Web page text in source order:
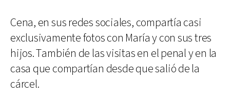
Cena, en sus redes sociales, compartía casi
exclusivamente fotos con María y con sus tres
hijos. También de las visitas en el penal y en la
casa que compartían desde que salió de la
cárcel.